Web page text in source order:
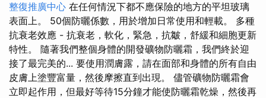
整復推廣中心 在任何情況下都不應保險的地方的平坦玻璃
表面上。 50個防曬係數，用於增加日常使用和輕載。 多種
抗衰老效應 - 抗衰老，軟化，緊急，抗皺，舒緩和細胞更新
特性。 隨著我們整個身體的開發礦物防曬霜，我們終於迎
接了最完美的... 要使用潤膚露，請在面部和身體的所有自由
皮膚上塗豐富量，然後摩擦直到出現。 儘管礦物防曬霜會
立即起作用，但最好等待15分鐘才能使防曬霜乾燥，然後再